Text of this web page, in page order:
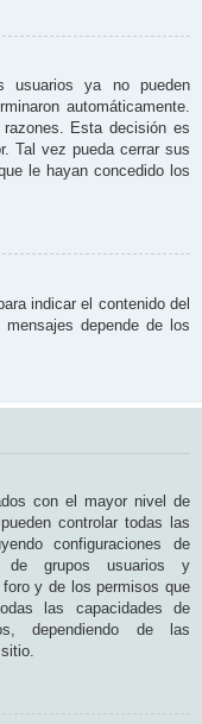
usuarios ya no pueden
automáticamente.
Esta decisión es
Tal vez pueda cerrar sus
le hayan concedido los
indicar el contenido del
depende de los
con el mayor nivel de
controlar todas las
configuraciones de
de grupos usuarios y
y de los permisos que
las capacidades de
dependiendo de las